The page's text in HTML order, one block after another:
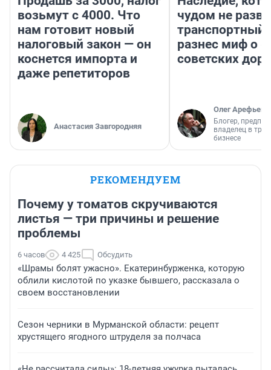
возьмут с 4000. Что
нам готовит новый
налоговый закон — он
коснется импорта и
даже репетиторов
Анастасия Завгородняя
чудом не
транспортный
разнес миф о
советских
Олег Арефьев
Блогер,
владелец в
бизнесе
РЕКОМЕНДУЕМ
Почему у томатов скручиваются
листья — три причины и решение
проблемы
6 часов 4 425 Обсудить
«Шрамы болят ужасно». Екатеринбурженка, которую
облили кислотой по указке бывшего, рассказала о
своем восстановлении
Сезон черники в Мурманской области: рецепт
хрустящего ягодного штруделя за полчаса